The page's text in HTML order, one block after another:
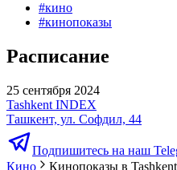
#кино
#кинопоказы
Расписание
25 сентября 2024
Tashkent INDEX
Ташкент, ул. Софдил, 44
Подпишитесь на наш
Кино
Кинопоказы в